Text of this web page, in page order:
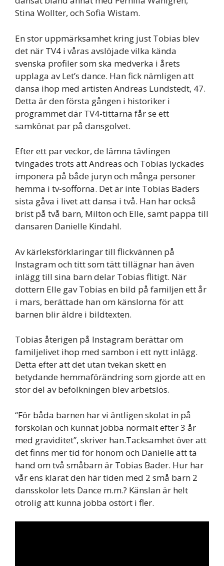
Stina Wollter, och Sofia Wistam.
En stor uppmärksamhet kring just Tobias blev
det när TV4 i våras avslöjade vilka kända
svenska profiler som ska medverka i årets
upplaga av Let’s dance. Han fick nämligen att
dansa ihop med artisten Andreas Lundstedt, 47.
Detta är den första gången i historiker i
programmet där TV4-tittarna får se ett
samkönat par på dansgolvet.
Efter ett par veckor, de lämna tävlingen
tvingades trots att Andreas och Tobias lyckades
imponera på både juryn och många personer
hemma i tv-sofforna. Det är inte Tobias Baders
sista gåva i livet att dansa i två. Han har också
brist på två barn, Milton och Elle, samt pappa till
dansaren Danielle Kindahl.
Av kärleksförklaringar till flickvännen på
Instagram och titt som tätt tillägnar han även
inlägg till sina barn delar Tobias flitigt. När
dottern Elle gav Tobias en bild på familjen ett år
i mars, berättade han om känslorna för att
barnen blir äldre i bildtexten.
Tobias återigen på Instagram berättar om
familjelivet ihop med sambon i ett nytt inlägg.
Detta efter att det utan tvekan skett en
betydande hemmaförändring som gjorde att en
stor del av befolkningen blev arbetslös.
“För båda barnen har vi äntligen skolat in på
förskolan och kunnat jobba normalt efter 3 år
med graviditet”, skriver han.Tacksamhet över att
det finns mer tid för honom och Danielle att ta
hand om två småbarn är Tobias Bader. Hur har
vår ens klarat den här tiden med 2 små barn 2
dansskolor lets Dance m.m.? Känslan är helt
otrolig att kunna jobba ostört i fler.